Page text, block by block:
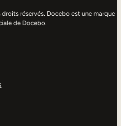
réservés. Docebo est une marque
de Docebo.